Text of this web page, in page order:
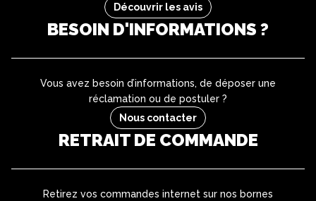
Découvrir les avis
BESOIN D'INFORMATIONS ?
Vous avez besoin d’informations, de déposer une
réclamation ou de postuler ?
Nous contacter
RETRAIT DE COMMANDE
Retirez vos commandes internet sur nos bornes